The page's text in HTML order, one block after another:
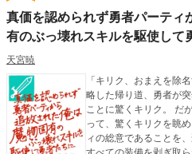
真価を認められず勇者パーティ
有のぶっ壊れスキルを駆使して
天宮暁
「キリク、おまえを除
略した帰り道、勇者が
ことに驚くキリク。 だ
って、驚くキリクを眺
ィの総意であることを